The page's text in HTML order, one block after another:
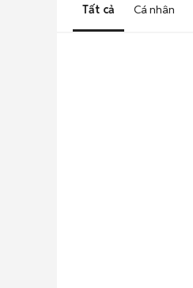
Tất cả Cá nhân